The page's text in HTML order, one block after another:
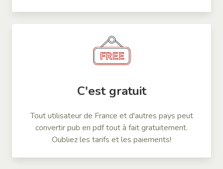
C'est gratuit
Tout utilisateur de France et d'autres pays peut
convertir pub en pdf tout à fait gratuitement.
Oubliez les tarifs et les paiements!